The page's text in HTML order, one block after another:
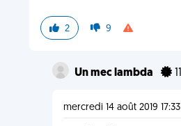
2 9
Un mec lambda 11
mercredi 14 août 2019 17:33